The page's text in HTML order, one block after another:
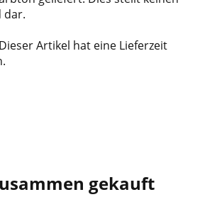
dar.
Artikel hat eine Lieferzeit
gekauft